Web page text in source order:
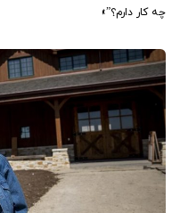
چه کار دارم؟”»